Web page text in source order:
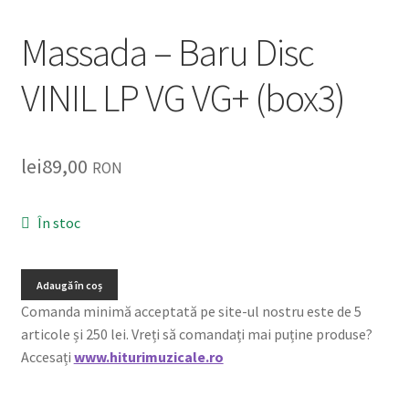
Massada – Baru Disc
VINIL LP VG VG+ (box3)
lei89,00 RON
În stoc
Adaugă în coș
Comanda minimă acceptată pe site-ul nostru este de 5
articole și 250 lei. Vreți să comandați mai puține produse?
Accesați www.hiturimuzicale.ro